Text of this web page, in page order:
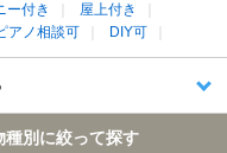
ー付き
屋上付き
アノ相談可 DIY可
種別に絞って探す